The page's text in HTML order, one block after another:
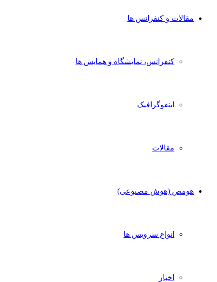
مقالات و کنفرانس ها
کنفرانس، نمایشگاه و همایش ها
اینفوگرافیک
مقالات
هومص (هوش مصنوعی)
انواع سرویس ها
اخبار